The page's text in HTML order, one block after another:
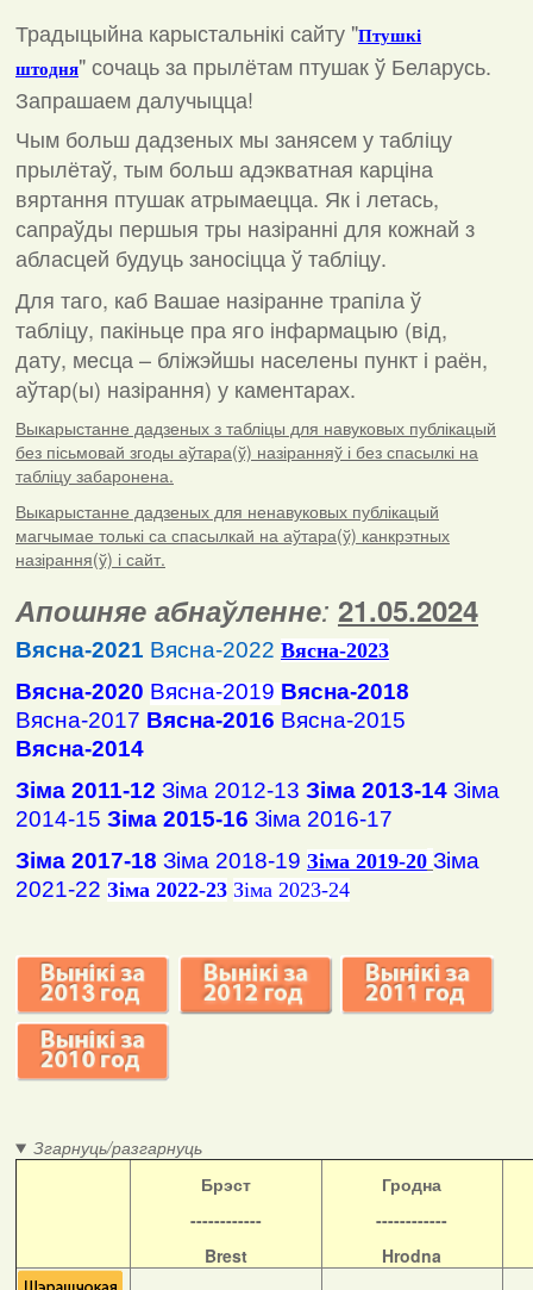
Традыцыйна карыстальнікі сайту "Птушкі
штодня"сочаць за прылётам птушак ў Беларусь.
Запрашаем далучыцца!
Чым больш дадзеных мы занясем у табліцу
прылётаў, тым больш адэкватная карціна
вяртання птушак атрымаецца. Як і летась,
сапраўды першыя тры назіранні для кожнай з
абласцей будуць заносіцца ў табліцу.
Для таго, каб Вашае назіранне трапіла ў
табліцу, пакіньце пра яго інфармацыю (від,
дату, месца – бліжэйшы населены пункт і раён,
аўтар(ы) назірання) у каментарах.
Выкарыстанне дадзеных з табліцы для навуковых публікацый
без пісьмовай згоды аўтара(ў) назіранняў і без спасылкі на
табліцу забаронена.
Выкарыстанне дадзеных для ненавуковых публікацый
магчымае толькі са спасылкай на аўтара(ў) канкрэтных
назірання(ў) і сайт.
Апошняе абнаўленне: 21.05.2024
Вясна-2021 Вясна-2022 Вясна-2023
Вясна-2020 Вясна-2019 Вясна-2018
Вясна-2017 Вясна-2016 Вясна-2015
Вясна-2014
Зіма 2011-12 Зіма 2012-13 Зіма 2013-14 Зіма
2014-15 Зіма 2015-16 Зіма 2016-17
Зіма 2017-18 Зіма 2018-19 Зіма 2019-20 Зіма
2021-22 Зіма 2022-23 Зіма 2023-24
Згарнуць/разгарнуць
Брэст
------------
Brest
Гродна
------------
Hrodna